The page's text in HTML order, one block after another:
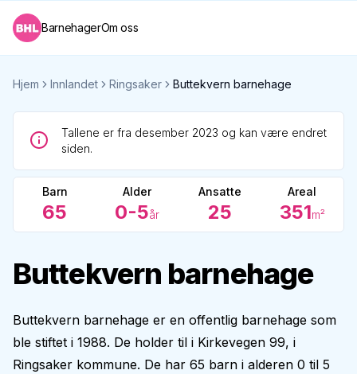
BarnehagerOm oss
Hjem Innlandet Ringsaker Buttekvern barnehage
Tallene er fra desember 2023 og kan være endret
siden.
Barn
65
Alder
0-5år
Ansatte
25
Areal
351m²
Buttekvern barnehage
Buttekvern barnehage er en offentlig barnehage som
ble stiftet i 1988. De holder til i Kirkevegen 99, i
Ringsaker kommune. De har 65 barn i alderen 0 til 5